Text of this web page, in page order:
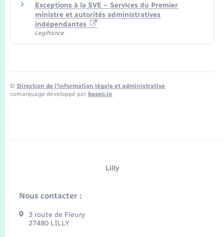
Exceptions à la SVE – Services du Premier
ministre et autorités administratives
indépendantes
Legifrance
© Direction de l’information légale et administrative
comarquage developpé par baseo.io
Lilly
Nous contacter :
3 route de Fleury
27480 LILLY